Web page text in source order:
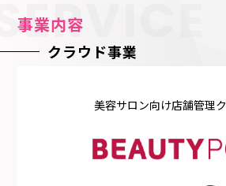
事業内容
クラウド事業
美容サロン向け店舗管理